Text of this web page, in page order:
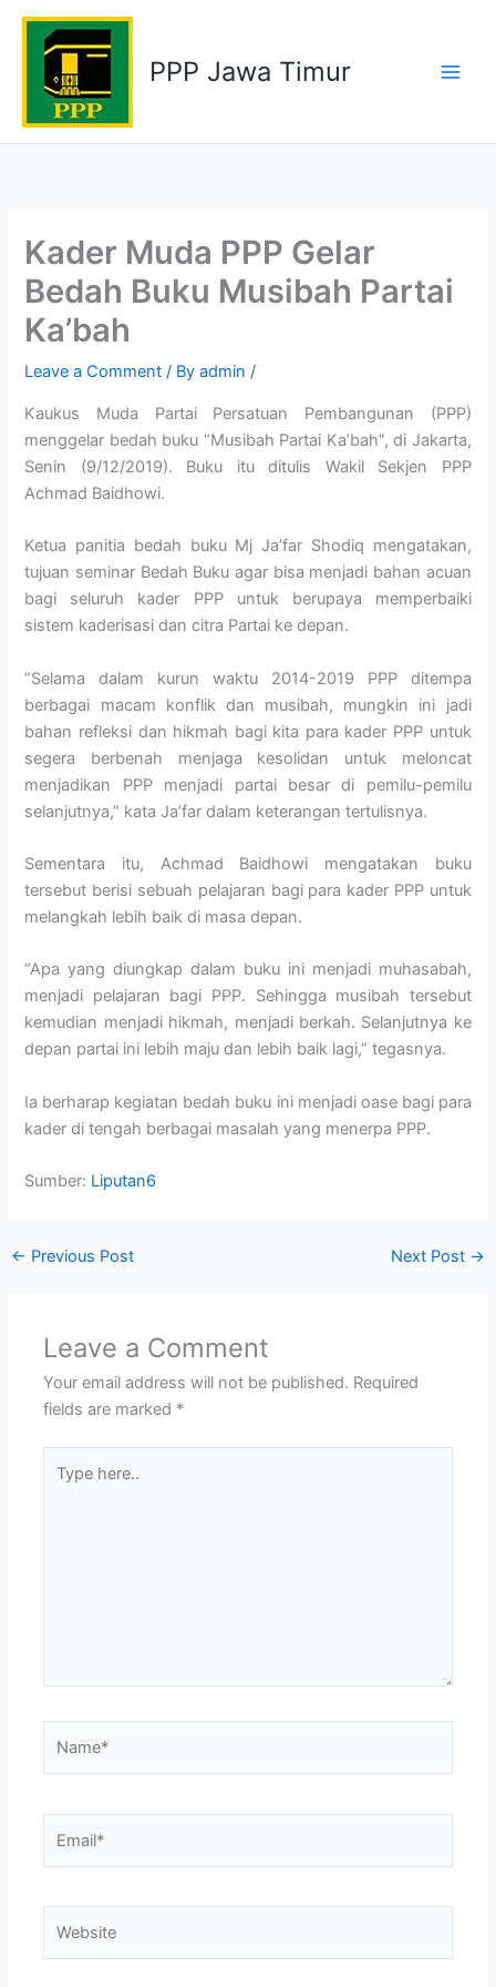
Skip
content
PPP Jawa Timur
Kader Muda PPP Gelar
Bedah Buku Musibah Partai
Ka’bah
Leave a Comment / Byadmin/
Kaukus Muda Partai Persatuan Pembangunan (PPP)
menggelar bedah buku “Musibah Partai Ka’bah”, di Jakarta,
Senin (9/12/2019). Buku itu ditulis Wakil Sekjen PPP
Achmad Baidhowi.
Ketua panitia bedah buku Mj Ja’far Shodiq mengatakan,
tujuan seminar Bedah Buku agar bisa menjadi bahan acuan
bagi seluruh kader PPP untuk berupaya memperbaiki
sistem kaderisasi dan citra Partai ke depan.⁣
“Selama dalam kurun waktu 2014-2019 PPP ditempa
berbagai macam konflik dan musibah, mungkin ini jadi
bahan refleksi dan hikmah bagi kita para kader PPP untuk
segera berbenah menjaga kesolidan untuk meloncat
menjadikan PPP menjadi partai besar di pemilu-pemilu
selanjutnya,” kata Ja’far dalam keterangan tertulisnya.
Sementara itu, Achmad Baidhowi mengatakan buku
tersebut berisi sebuah pelajaran bagi para kader PPP untuk
melangkah lebih baik di masa depan.⁣
“Apa yang diungkap dalam buku ini menjadi muhasabah,
menjadi pelajaran bagi PPP. Sehingga musibah tersebut
kemudian menjadi hikmah, menjadi berkah. Selanjutnya ke
depan partai ini lebih maju dan lebih baik lagi,” tegasnya.
Ia berharap kegiatan bedah buku ini menjadi oase bagi para
kader di tengah berbagai masalah yang menerpa PPP.⁣
Sumber: Liputan6
← Previous Post Next Post →
Leave a Comment
Your email address will not be published. Required
fields are marked *
here..